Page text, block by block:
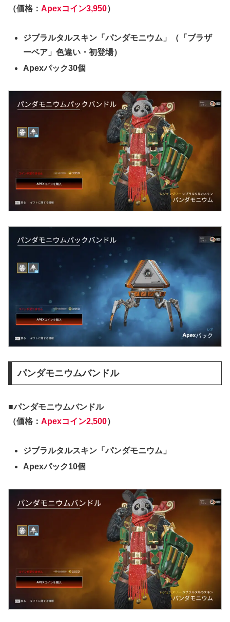
（価格： Apexコイン3,950）
ジブラルタルスキン「パンダモニウム」（「ブラザ
ーベア」色違い・初登場）
Apexパック30個
パンダモニウムバンドル
■パンダモニウムバンドル
（価格： Apexコイン2,500）
ジブラルタルスキン「パンダモニウム」
Apexパック10個